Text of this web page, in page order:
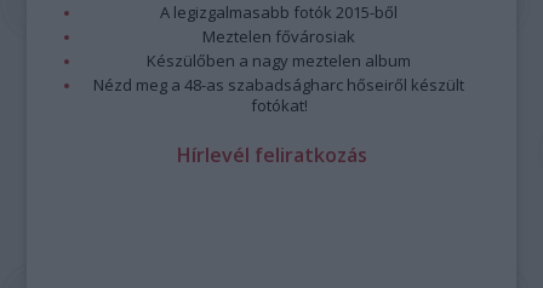
A legizgalmasabb fotók 2015-ből
Meztelen fővárosiak
Készülőben a nagy meztelen album
Nézd meg a 48-as szabadságharc hőseiről készült
fotókat!
Hírlevél feliratkozás